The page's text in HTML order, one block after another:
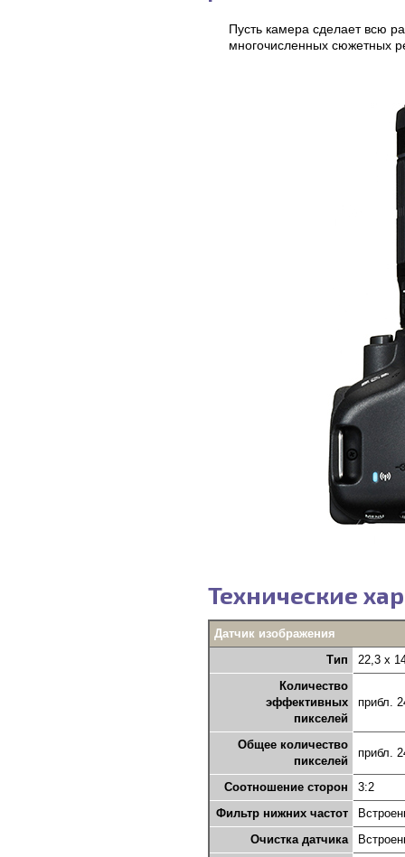
Пусть камера сделает всю
многочисленных сюжетных
Технические
Датчик изображения
Тип
22,3 x
Количество
эффективных
пикселей
прибл.
Общее количество
пикселей
прибл.
Соотношение сторон
3:2
Фильтр нижних частот
Очистка датчика